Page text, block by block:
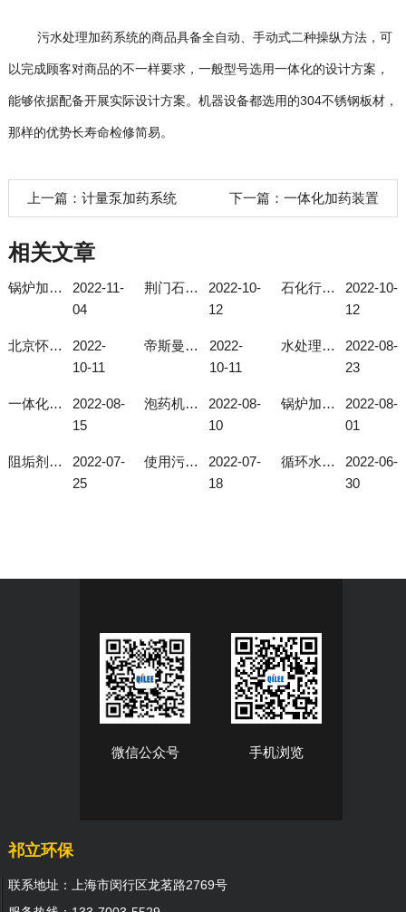
污水处理加药系统的商品具备全自动、手动式二种操纵方法，可
以完成顾客对商品的不一样要求，一般型号选用一体化的设计方案，
能够依据配备开展实际设计方案。机器设备都选用的304不锈钢板材，
那样的优势长寿命检修简易。
上一篇： 计量泵加药系统 下一篇：一体化加药装置
相关文章
锅炉加药系统使用注意事项
2022-11-
04
荆门石化总厂石油石化加药装置
2022-10-
12
石化行业加药装置
2022-10-
12
北京怀柔现场自动成套化学加药装置
2022-
10-11
帝斯曼磷酸盐加药装置
2022-
10-11
水处理加药装置的作用
2022-08-
23
一体化投加装置选择型号有技巧！
2022-08-
15
泡药机的自动化程度高
2022-08-
10
锅炉加药系统如何选择合适的型号？
2022-08-
01
阻垢剂投加装置可解决地下水总硬度过高问题
2022-07-
25
使用污水厂搅拌机要注意这几个细节
2022-07-
18
循环水加药装置的使用与给药装置的发展
2022-06-
30
微信公众号 手机浏览
祁立环保
联系地址：上海市闵行区龙茗路2769号